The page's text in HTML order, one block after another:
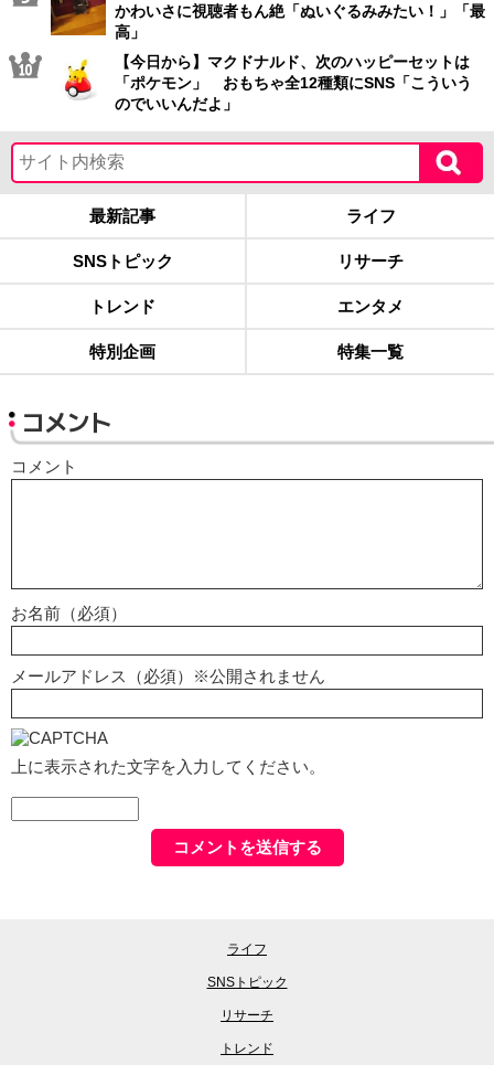
かわいさに視聴者もん絶「ぬいぐるみみたい！」「最
高」
【今日から】マクドナルド、次のハッピーセットは
「ポケモン」 おもちゃ全12種類にSNS「こういう
のでいいんだよ」
最新記事 ライフ
SNSトピック リサーチ
トレンド エンタメ
特別企画 特集一覧
コメント
コメント
お名前（必須）
メールアドレス（必須）※公開されません
上に表示された文字を入力してください。
ライフ
SNSトピック
リサーチ
トレンド